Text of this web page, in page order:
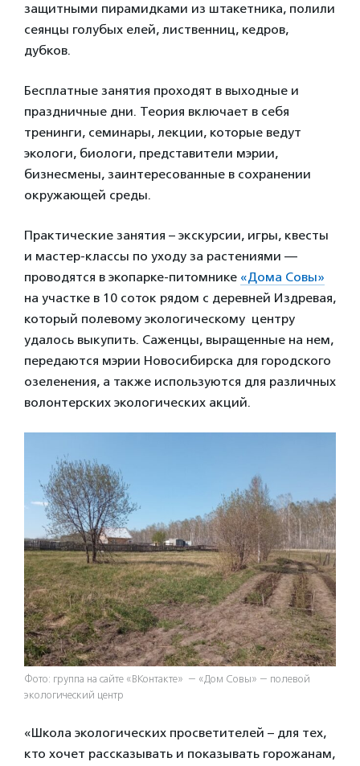
защитными пирамидками из штакетника, полили
сеянцы голубых елей, лиственниц, кедров,
дубков.
Бесплатные занятия проходят в выходные и
праздничные дни. Теория включает в себя
тренинги, семинары, лекции, которые ведут
экологи, биологи, представители мэрии,
бизнесмены, заинтересованные в сохранении
окружающей среды.
Практические занятия – экскурсии, игры, квесты
и мастер-классы по уходу за растениями —
проводятся в экопарке-питомнике «Дома Совы»
на участке в 10 соток рядом с деревней Издревая,
который полевому экологическому центру
удалось выкупить. Саженцы, выращенные на нем,
передаются мэрии Новосибирска для городского
озеленения, а также используются для различных
волонтерских экологических акций.
Фото: группа на сайте «ВКонтакте» — «Дом Совы» — полевой
экологический центр
«Школа экологических просветителей – для тех,
кто хочет рассказывать и показывать горожанам,